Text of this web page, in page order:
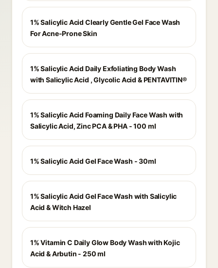
1% Salicylic Acid Clearly Gentle Gel Face Wash
For Acne-Prone Skin
1% Salicylic Acid Daily Exfoliating Body Wash
with Salicylic Acid , Glycolic Acid & PENTAVITIN®
1% Salicylic Acid Foaming Daily Face Wash with
Salicylic Acid, Zinc PCA & PHA - 100 ml
1% Salicylic Acid Gel Face Wash - 30ml
1% Salicylic Acid Gel Face Wash with Salicylic
Acid & Witch Hazel
1% Vitamin C Daily Glow Body Wash with Kojic
Acid & Arbutin - 250 ml